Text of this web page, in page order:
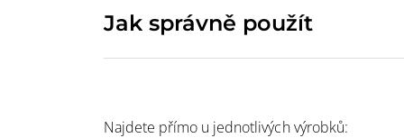
Jak správně použít
Najdete přímo u jednotlivých výrobků: